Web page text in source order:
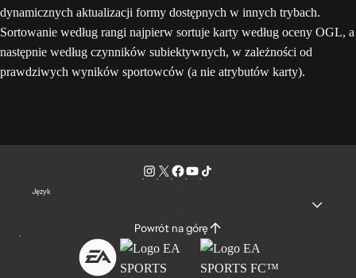
dynamicznych aktualizacji formy dostępnych w innych trybach.
Sortowanie według rangi najpierw sortuje karty według oceny OGL, a
następnie według czynników subiektywnych, w zależności od
prawdziwych wyników sportowców (a nie atrybutów karty).
Język
Powrót na górę